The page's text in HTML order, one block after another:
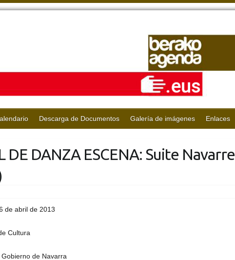
Descarga de Documentos Galería de imágenes Enlaces
DE DANZA ESCENA: Suite Navarre
de abril de 2013
Cultura
Gobierno de Navarra